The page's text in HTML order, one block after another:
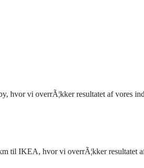
hvor vi overrÃ¦kker resultatet af vores
til IKEA, hvor vi overrÃ¦kker resultatet